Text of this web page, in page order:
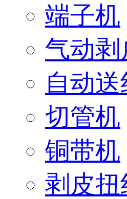
端子机
气动剥
自动
切管机
铜带机
剥皮扭